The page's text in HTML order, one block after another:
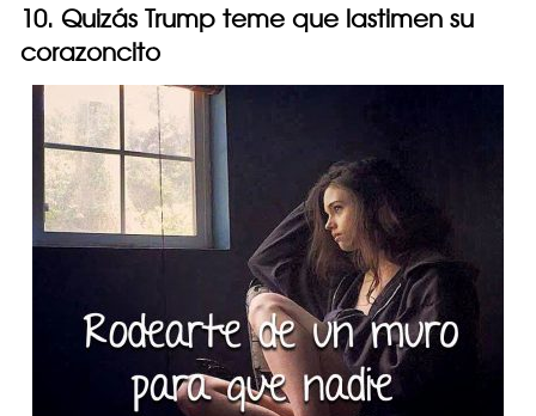
10. Quizás Trump teme que lastimen su
corazoncito